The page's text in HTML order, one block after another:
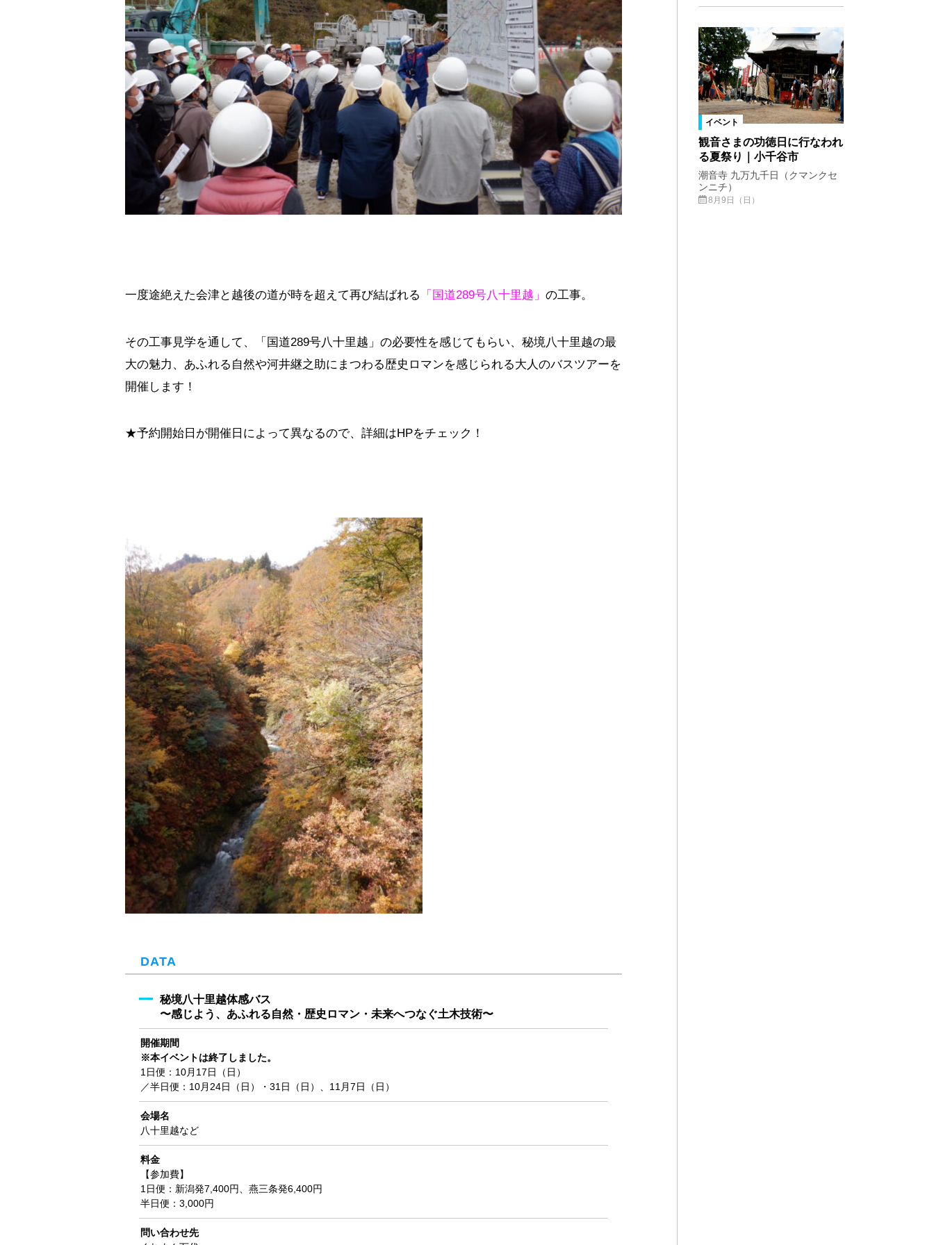
一度途絶えた会津と越後の道が時を超えて再び結ばれる 「国道289号八十里越」 の工事。
その工事見学を通して、「国道289号八十里越」の必要性を感じてもらい、秘境八十里越の最
大の魅力、あふれる自然や河井継之助にまつわる歴史ロマンを感じられる大人のバスツアーを
開催します！
★予約開始日が開催日によって異なるので、詳細はHPをチェック！
DATA
秘境八十里越体感バス
〜感じよう、あふれる自然・歴史ロマン・未来へつなぐ土木技術〜
開催期間
※本イベントは終了しました。
1日便：10月17日（日）
／半日便：10月24日（日）・31日（日）、11月7日（日）
会場名
八十里越など
料金
【参加費】
1日便：新潟発7,400円、燕三条発6,400円
半日便：3,000円
問い合わせ先
イベント
観音さまの功徳日に行なわれ
る夏祭り｜小千谷市
潮音寺 九万九千日（クマンクセ
ンニチ）
8月9日（日）